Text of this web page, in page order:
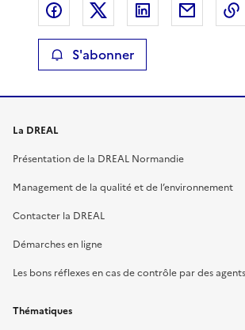
Partager sur Facebook
Partager sur XPartager sur
S'abonner
La DREAL
Présentation de la DREAL Normandie
Management de la qualité et de l’environnement
Contacter la DREAL
Démarches en ligne
Les bons réflexes en cas de contrôle par des
Thématiques